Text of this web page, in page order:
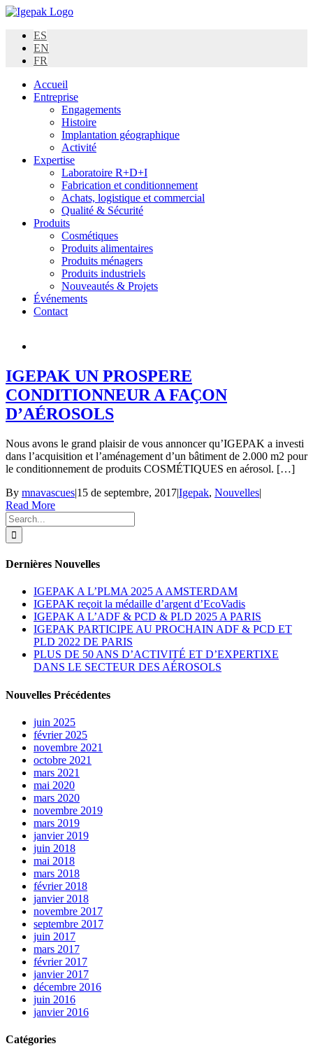
Skip
contentES
EN
FR
Accueil
Entreprise
Engagements
Histoire
Implantation géographique
Activité
Expertise
Laboratoire R+D+I
Fabrication et conditionnement
Achats, logistique et commercial
Qualité & Sécurité
Produits
Cosmétiques
Produits alimentaires
Produits ménagers
Produits industriels
Nouveautés & Projets
Événements
Contact
IGEPAK UN PROSPERE
CONDITIONNEUR A FAÇON
D’AÉROSOLS
Nous avons le grand plaisir de vous annoncer qu’IGEPAK a investi
dans l’acquisition et l’aménagement d’un bâtiment de 2.000 m2 pour
le conditionnement de produits COSMÉTIQUES en aérosol. […]
By mnavascues|15 de septembre, 2017|Igepak, Nouvelles|
Read More
Search
for:
Dernières Nouvelles
IGEPAK A L’PLMA 2025 A AMSTERDAM
IGEPAK reçoit la médaille d’argent d’EcoVadis
IGEPAK A L’ADF & PCD & PLD 2025 A PARIS
IGEPAK PARTICIPE AU PROCHAIN ADF & PCD ET
PLD 2022 DE PARIS
PLUS DE 50 ANS D’ACTIVITÉ ET D’EXPERTIXE
DANS LE SECTEUR DES AÉROSOLS
Nouvelles Précédentes
juin 2025
février 2025
novembre 2021
octobre 2021
mars 2021
mai 2020
mars 2020
novembre 2019
mars 2019
janvier 2019
juin 2018
mai 2018
mars 2018
février 2018
janvier 2018
novembre 2017
septembre 2017
juin 2017
mars 2017
février 2017
janvier 2017
décembre 2016
juin 2016
janvier 2016
Catégories